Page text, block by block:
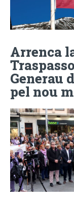
Arrenca
Generau
pel nou